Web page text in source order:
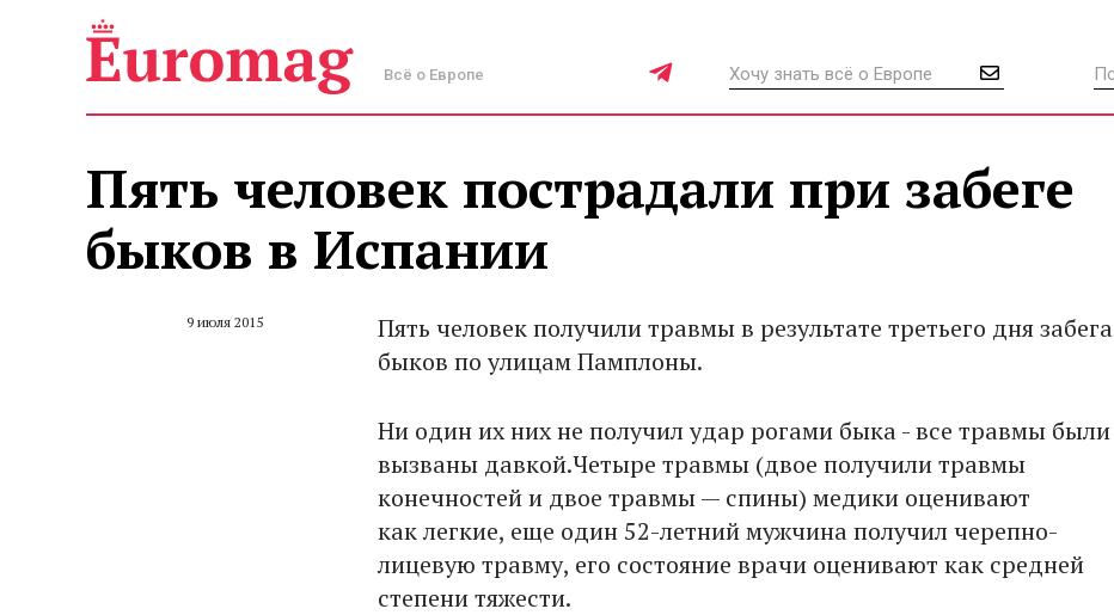
Всё о Европе
Пять человек пострадали при забеге
быков в Испании
9 июля 2015
Пять человек получили травмы в результате третьего дня забега
быков по улицам Памплоны.
Ни один их них не получил удар рогами быка - все травмы были
вызваны давкой.Четыре травмы (двое получили травмы
конечностей и двое травмы — спины) медики оценивают
как легкие, еще один 52-летний мужчина получил черепно-
лицевую травму, его состояние врачи оценивают как средней
степени тяжести.